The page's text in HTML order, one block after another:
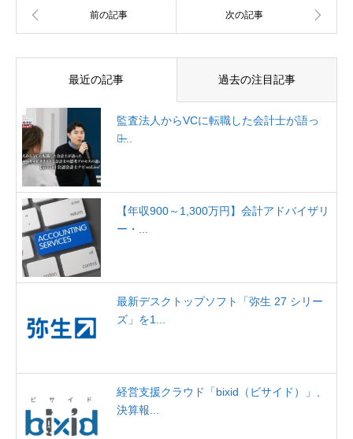
最近の記事 過去の注目記事
監査法人からVCに転職した会計士が語っ
た̶...
【年収900～1,300万円】会計アドバイザリ
ー・...
最新デスクトップソフト「弥生 27 シリー
ズ」を1...
経営支援クラウド「bixid（ビサイド）」、
決算報...